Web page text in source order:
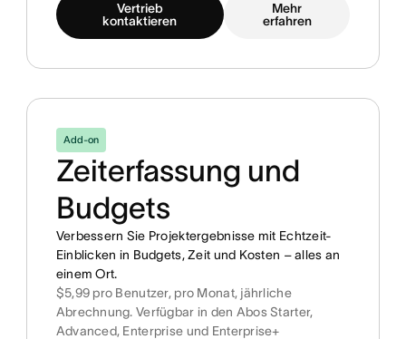
Vertrieb
kontaktieren
Mehr
erfahren
Add-on
Zeiterfassung und
Budgets
Verbessern Sie Projektergebnisse mit Echtzeit-
Einblicken in Budgets, Zeit und Kosten – alles an
einem Ort.
$5,99 pro Benutzer, pro Monat, jährliche
Abrechnung. Verfügbar in den Abos Starter,
Advanced, Enterprise und Enterprise+